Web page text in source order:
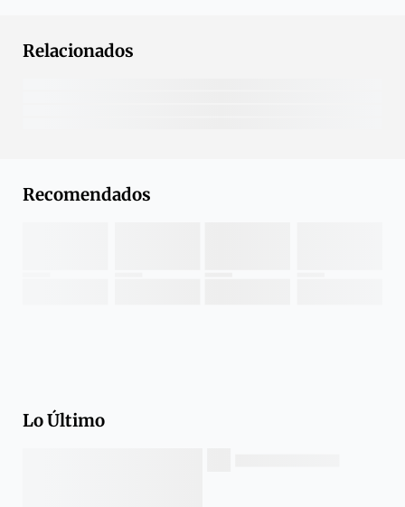
Relacionados
Recomendados
Lo Último